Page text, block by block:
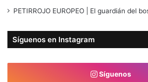
PETIRROJO EUROPEO | El guardián del
Síguenos en Instagram
Síguenos